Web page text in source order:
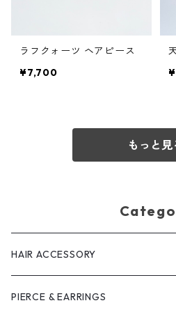
ラフクォーツ ヘアピース
¥7,700
もっと見
HAIR ACCESSORY
PIERCE & EARRINGS